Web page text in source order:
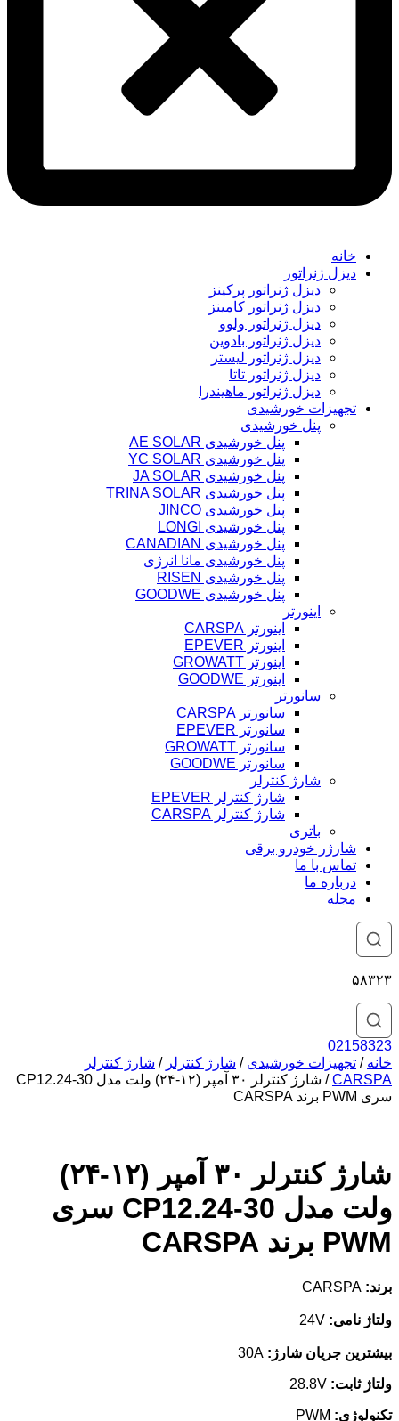
خانه
دیزل ژنراتور
دیزل ژنراتور پرکینز
دیزل ژنراتور کامینز
دیزل ژنراتور ولوو
دیزل ژنراتور بادوین
دیزل ژنراتور لیستر
دیزل ژنراتور تاتا
دیزل ژنراتور ماهیندرا
تجهیزات خورشیدی
پنل خورشیدی
پنل خورشیدی AE SOLAR
پنل خورشیدی YC SOLAR
پنل خورشیدی JA SOLAR
پنل خورشیدی TRINA SOLAR
پنل خورشیدی JINCO
پنل خورشیدی LONGI
پنل خورشیدی CANADIAN
پنل خورشیدی مانا انرژی
پنل خورشیدی RISEN
پنل خورشیدی GOODWE
اینورتر
اینورتر CARSPA
اینورتر EPEVER
اینورتر GROWATT
اینورتر GOODWE
سانورتر
سانورتر CARSPA
سانورتر EPEVER
سانورتر GROWATT
سانورتر GOODWE
شارژ کنترلر
شارژ کنترلر EPEVER
شارژ کنترلر CARSPA
باتری
شارژر خودرو برقی
تماس با ما
درباره ما
مجله
۵۸۳۲۳
02158323
خانه / تجهیزات خورشیدی / شارژ کنترلر / شارژ کنترلر
CARSPA
/ شارژ کنترلر ۳۰ آمپر (۱۲-۲۴) ولت مدل CP12.24-30
سری PWM برند CARSPA
شارژ کنترلر ۳۰ آمپر (۱۲-۲۴)
ولت مدل CP12.24-30 سری
PWM برند CARSPA
برند:
ولتاژ نامی:
بیشترین جریان شارژ:
ولتاژ ثابت:
تکنولوژی: